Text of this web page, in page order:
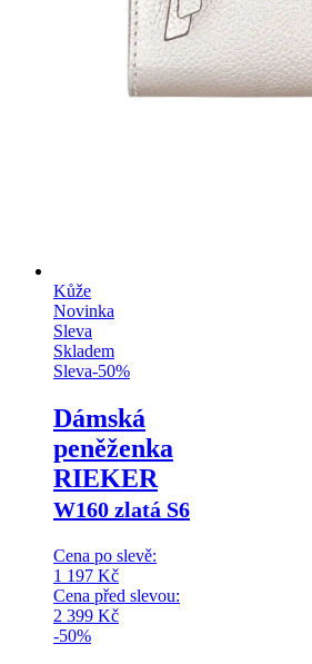
Kůže
Novinka
Sleva
Skladem
Sleva-50%
Dámská
peněženka
RIEKER
W160 zlatá S6
Cena po slevě:
1 197 Kč
Cena před slevou:
2 399 Kč
-50%